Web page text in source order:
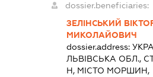
dossier.beneficiaries:
ЗЕЛІНСЬКИЙ
МИКОЛАЙОВИЧ
dossier.address:
ЛЬВІВСЬКА ОБЛ.,
Н, МІСТО МОРШИН,